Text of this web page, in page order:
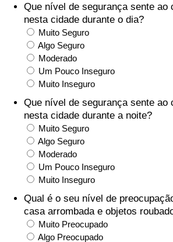
Que nível de segurança sente ao
nesta cidade durante o dia?
Muito Seguro
Algo Seguro
Moderado
Um Pouco Inseguro
Muito Inseguro
Que nível de segurança sente ao
nesta cidade durante a noite?
Muito Seguro
Algo Seguro
Moderado
Um Pouco Inseguro
Muito Inseguro
Qual é o seu nível de
casa arrombada e objetos
Muito Preocupado
Algo Preocupado
Saúde
Indicador de Saúde (Atual)
Indicador de Saúde
Indicador de Saúde por País
Poluição
Indicador de Poluição (Atual)
Índice de poluição
Indicador de Poluição por País